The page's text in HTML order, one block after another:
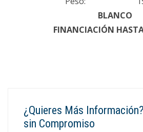
BLANCO
FINANCIACIÓN
¿Quieres Más
sin Compromiso